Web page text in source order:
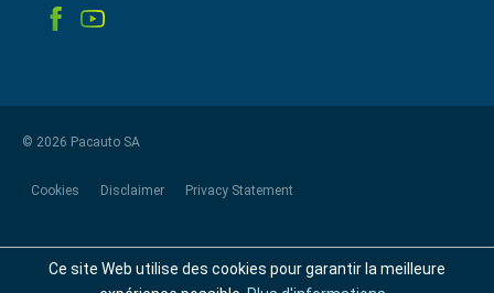
© 2026 Pacauto SA
Cookies Disclaimer Privacy Statement
Ce site Web utilise des cookies pour garantir la meilleure